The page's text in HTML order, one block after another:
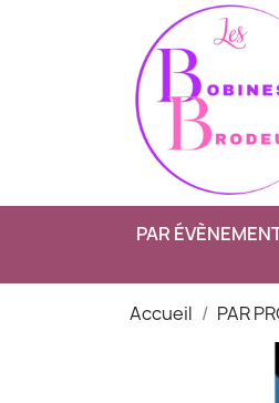
PAR
Accueil PAR